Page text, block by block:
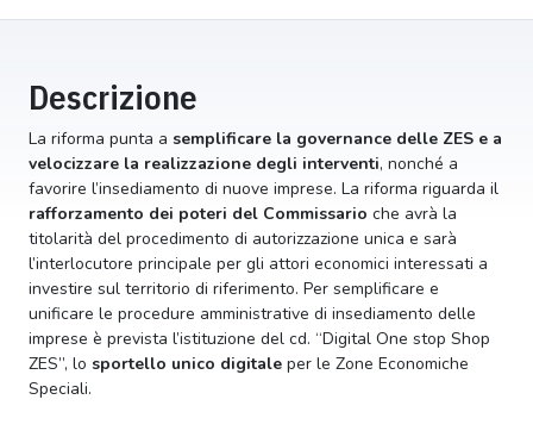
Descrizione
La riforma punta a semplificare la governance delle ZES e a
velocizzare la realizzazione degli interventi, nonché a
favorire l’insediamento di nuove imprese. La riforma riguarda il
rafforzamento dei poteri del Commissario che avrà la
titolarità del procedimento di autorizzazione unica e sarà
l’interlocutore principale per gli attori economici interessati a
investire sul territorio di riferimento. Per semplificare e
unificare le procedure amministrative di insediamento delle
imprese è prevista l’istituzione del cd. “Digital One stop Shop
ZES”, lo sportello unico digitale per le Zone Economiche
Speciali.